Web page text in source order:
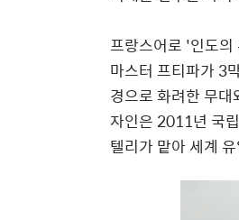
프랑스어로 '인도
마스터 프티파가 3
경으로 화려한 무
자인은 2011년 국
텔리가 맡아 세계